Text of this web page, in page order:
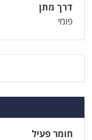
דרך מתן
פומי
חומר פעיל